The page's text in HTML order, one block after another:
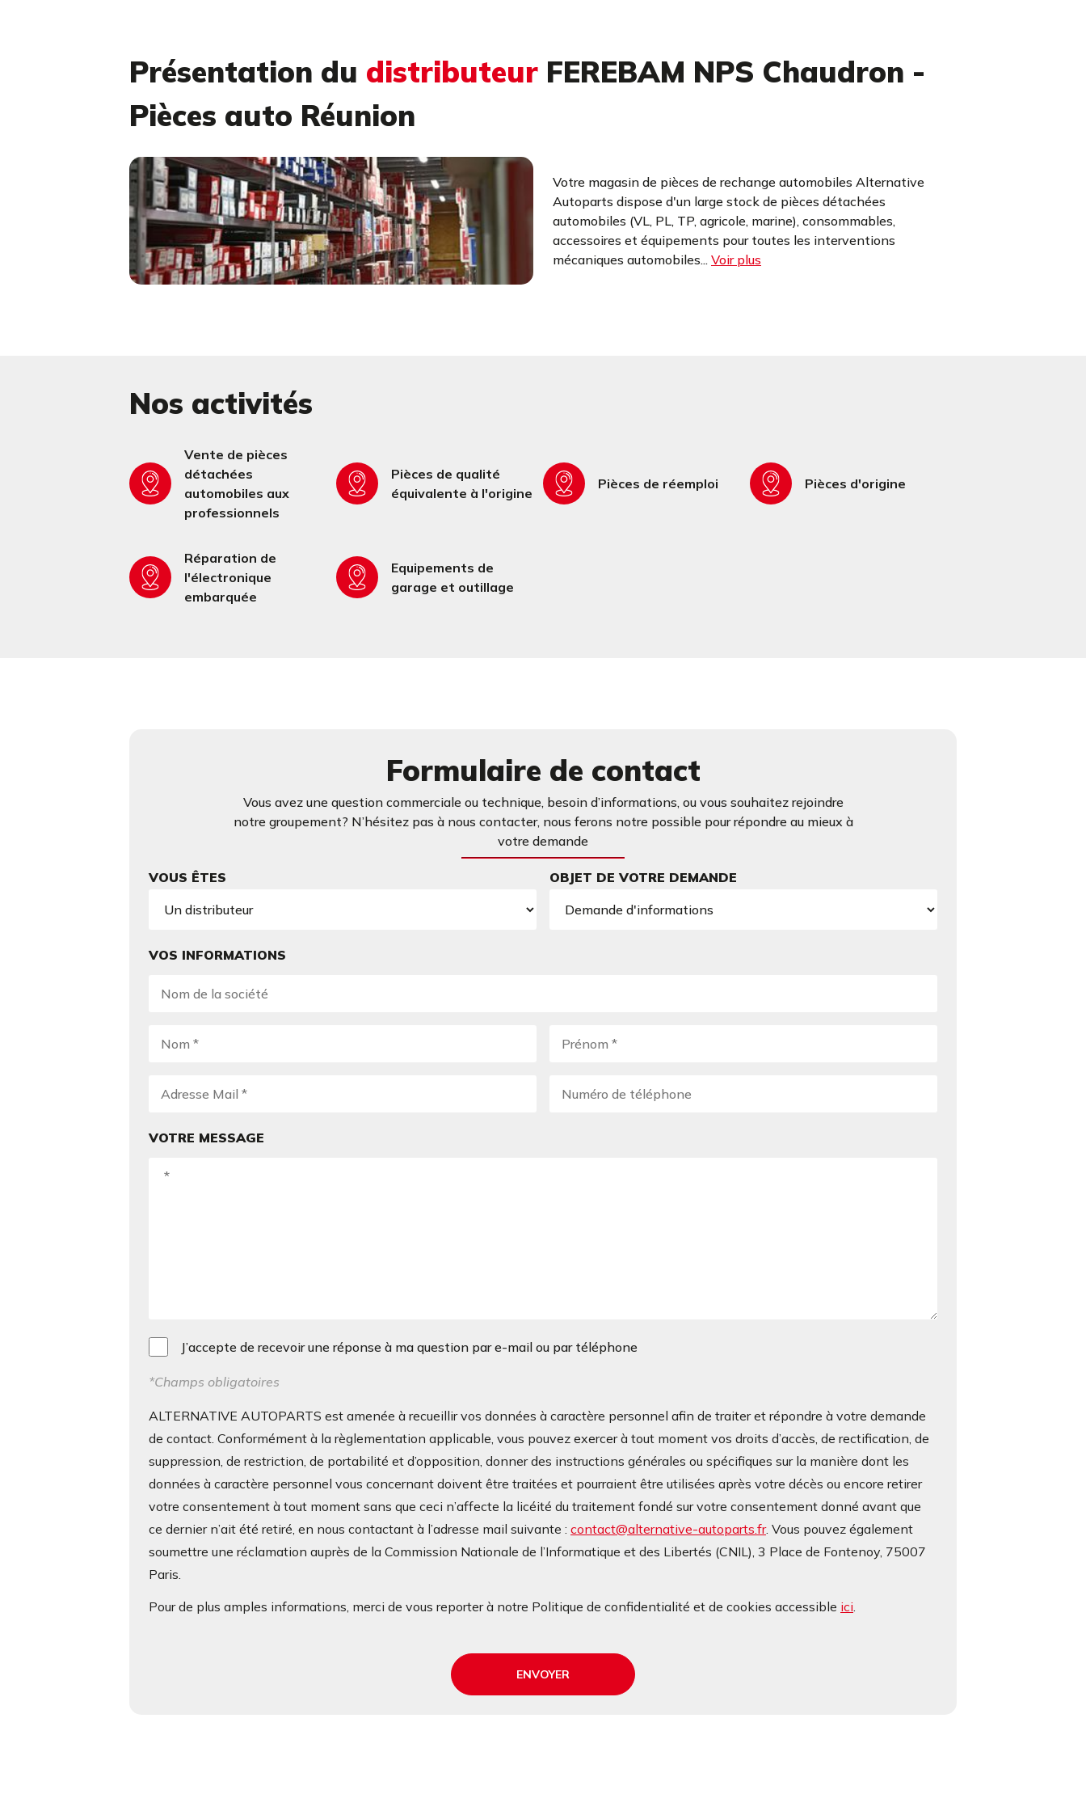
Présentation du distributeur FEREBAM NPS Chaudron -
Pièces auto Réunion
Votre magasin de pièces de rechange automobiles Alternative
Autoparts dispose d'un large stock de pièces détachées
automobiles (VL, PL, TP, agricole, marine), consommables,
accessoires et équipements pour toutes les interventions
mécaniques automobiles... Voir plus
Nos activités
Vente de pièces
détachées
automobiles aux
professionnels
Pièces de qualité
équivalente à l'origine
Pièces de réemploi Pièces d'origine
Réparation de
l'électronique
embarquée
Equipements de
garage et outillage
Formulaire de contact
Vous avez une question commerciale ou technique, besoin d’informations, ou vous souhaitez rejoindre
notre groupement? N’hésitez pas à nous contacter, nous ferons notre possible pour répondre au mieux à
votre demande
VOUS ÊTES OBJET DE VOTRE DEMANDE
VOS INFORMATIONS
VOTRE MESSAGE
J’accepte de recevoir une réponse à ma question par e-mail ou par téléphone
*Champs obligatoires
ALTERNATIVE AUTOPARTS est amenée à recueillir vos données à caractère personnel afin de traiter et répondre à votre demande
de contact. Conformément à la règlementation applicable, vous pouvez exercer à tout moment vos droits d’accès, de rectification, de
suppression, de restriction, de portabilité et d’opposition, donner des instructions générales ou spécifiques sur la manière dont les
données à caractère personnel vous concernant doivent être traitées et pourraient être utilisées après votre décès ou encore retirer
votre consentement à tout moment sans que ceci n’affecte la licéité du traitement fondé sur votre consentement donné avant que
ce dernier n’ait été retiré, en nous contactant à l’adresse mail suivante : contact@alternative-autoparts.fr. Vous pouvez également
soumettre une réclamation auprès de la Commission Nationale de l’Informatique et des Libertés (CNIL), 3 Place de Fontenoy, 75007
Paris.
Pour de plus amples informations, merci de vous reporter à notre Politique de confidentialité et de cookies accessible ici.
ENVOYER